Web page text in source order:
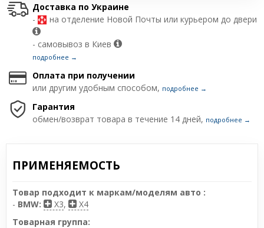
Доставка по Украине
-
на отделение Новой Почты или курьером до двери
- самовывоз в Киев
подробнее →
Оплата при получении
или другим удобным способом, подробнее →
Гарантия
обмен/возврат товара в течение 14 дней, подробнее →
ПРИМЕНЯЕМОСТЬ
Товар подходит к маркам/моделям авто :
- BMW: X3,
X4
Товарная группа: